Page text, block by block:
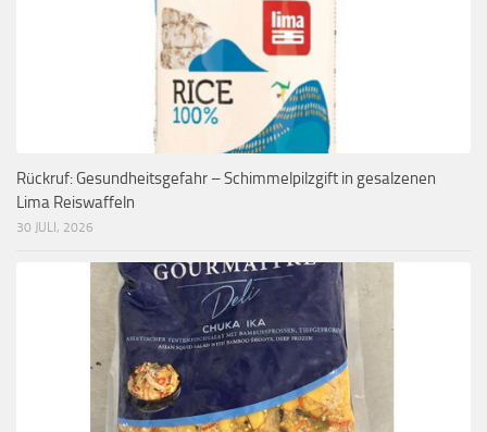
Rückruf: Gesundheitsgefahr – Schimmelpilzgift in gesalzenen
Lima Reiswaffeln
30 JULI, 2026